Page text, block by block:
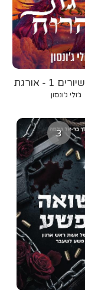
שלטון השיורים 1 - אורגת
הרוח
ג׳ולי ג׳ונסון
3